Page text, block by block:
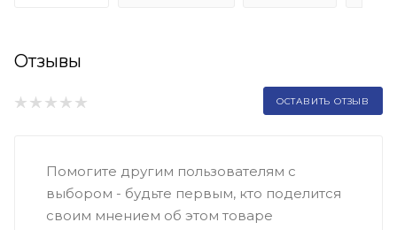
Отзывы
ОСТАВИТЬ ОТЗЫВ
Помогите другим пользователям с
выбором - будьте первым, кто поделится
своим мнением об этом товаре